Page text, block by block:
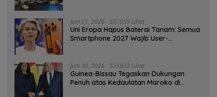
Juni 21, 2026 557059 Lihat
Uni Eropa Hapus Baterai Tanam: Semua
Smartphone 2027 Wajib User-
Juni 30, 2026 555823 Lihat
Guinea-Bissau Tegaskan Dukungan
Penuh atas Kedaulatan Maroko di